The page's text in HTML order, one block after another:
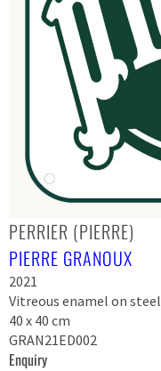
PERRIER (PIERRE)
PIERRE GRANOUX
2021
Vitreous enamel on steel
40 x 40 cm
GRAN21ED002
Enquiry